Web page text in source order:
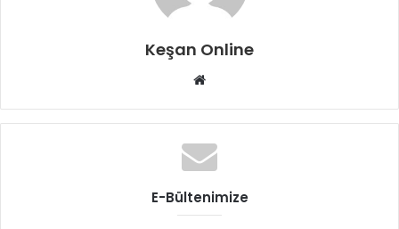
Keşan Online
Web
E-Bültenimize